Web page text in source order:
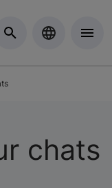
chats